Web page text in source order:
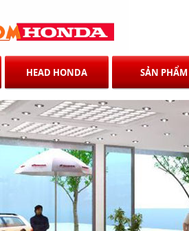
HEAD HONDA SẢN PHẨM